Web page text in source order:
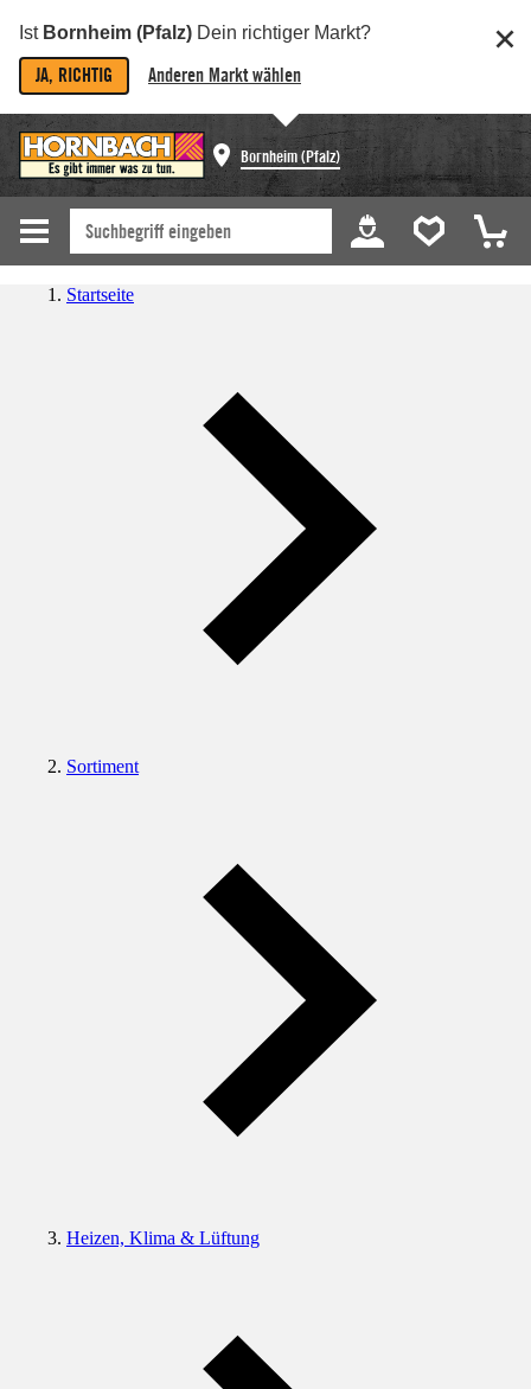
Ist Bornheim (Pfalz) Dein richtiger Markt?
JA, RICHTIG Anderen Markt wählen
Bornheim (Pfalz)
Startseite
Sortiment
Heizen, Klima & Lüftung